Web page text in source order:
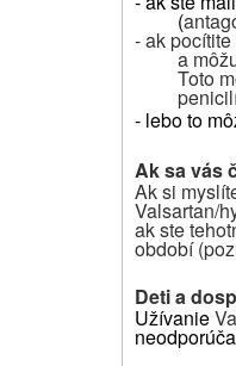
(
-ak
a
Toto
- lebo to
Ak sa vás
Ak si
Valsartan/
ak ste
období
Deti a
Užívanie